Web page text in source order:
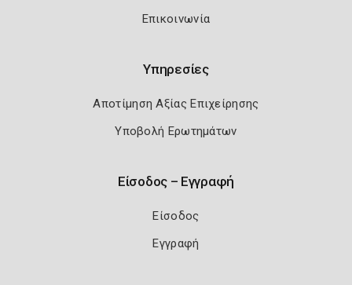
Επικοινωνία
Υπηρεσίες
Αποτίμηση Αξίας Επιχείρησης
Υποβολή Ερωτημάτων
Είσοδος – Εγγραφή
Είσοδος
Εγγραφή